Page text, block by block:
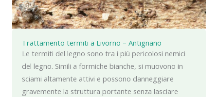
Trattamento termiti a Livorno – Antignano
Le termiti del legno sono tra i più pericolosi nemici
del legno. Simili a formiche bianche, si muovono in
sciami altamente attivi e possono danneggiare
gravemente la struttura portante senza lasciare